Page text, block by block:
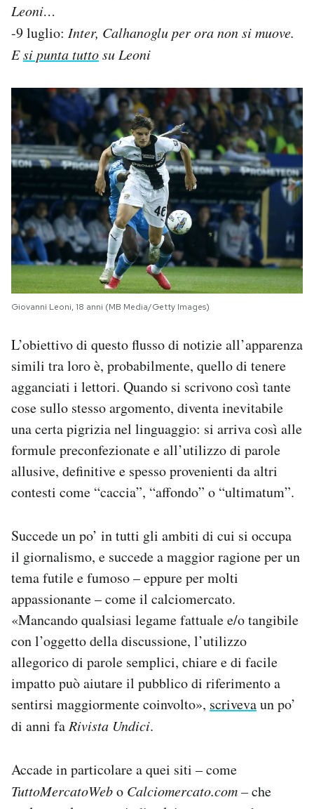
Leoni…
-9 luglio: Inter, Calhanoglu per ora non si muove.
Esi punta tuttosu Leoni
Giovanni Leoni, 18 anni (MB Media/Getty Images)
L’obiettivo di questo flusso di notizie all’apparenza
simili tra loro è, probabilmente, quello di tenere
agganciati i lettori. Quando si scrivono così tante
cose sullo stesso argomento, diventa inevitabile
una certa pigrizia nel linguaggio: si arriva così alle
formule preconfezionate e all’utilizzo di parole
allusive, definitive e spesso provenienti da altri
contesti come “caccia”, “affondo” o “ultimatum”.
Succede un po’ in tutti gli ambiti di cui si occupa
il giornalismo, e succede a maggior ragione per un
tema futile e fumoso – eppure per molti
appassionante – come il calciomercato.
«Mancando qualsiasi legame fattuale e/o tangibile
con l’oggetto della discussione, l’utilizzo
allegorico di parole semplici, chiare e di facile
impatto può aiutare il pubblico di riferimento a
sentirsi maggiormente coinvolto», scrivevaun po’
di anni fa Rivista Undici.
Accade in particolare a quei siti – come
TuttoMercatoWebo Calciomercato.com –che